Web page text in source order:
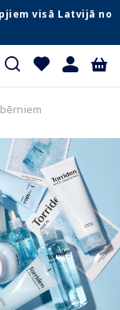
visā Latvijā no